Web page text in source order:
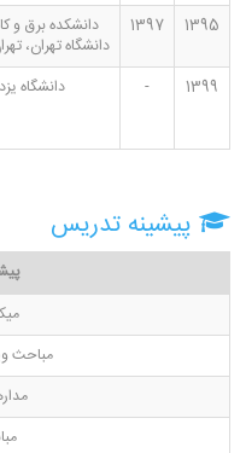
1395
1397
دانشکده برق و
دانشگاه تهران،
1399
- دانشگاه یزد
پیشینه تدریس
مباحث ویژه 2